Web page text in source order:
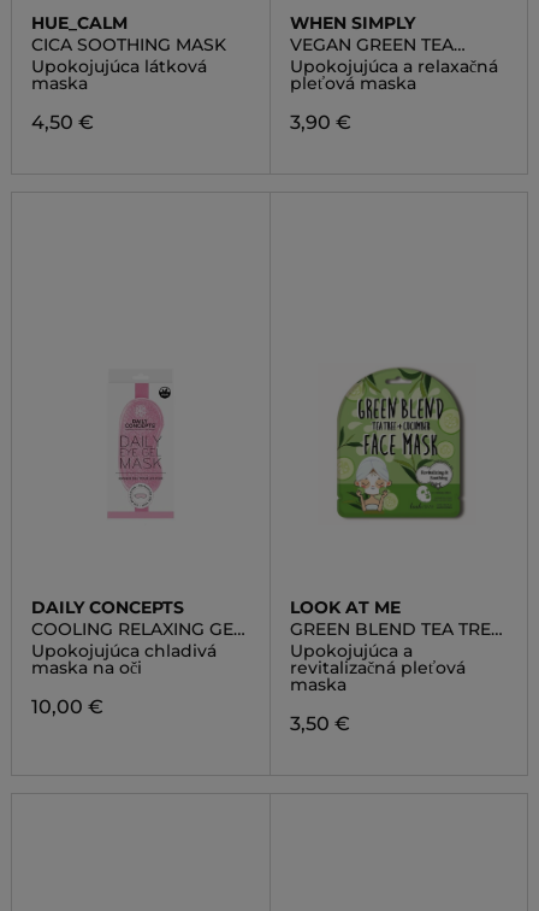
HUE_CALM
CICA SOOTHING MASK
Upokojujúca látková
maska
4,50 €
WHEN SIMPLY
VEGAN GREEN TEA
SOOTHING & RELAXING
SHEET MASK
Upokojujúca a relaxačná
pleťová maska
3,90 €
DAILY CONCEPTS
COOLING RELAXING GEL
EYE MASK
Upokojujúca chladivá
maska na oči
10,00 €
LOOK AT ME
GREEN BLEND TEA TREE
CUCUMBER FACE MASK
Upokojujúca a
revitalizačná pleťová
maska
3,50 €